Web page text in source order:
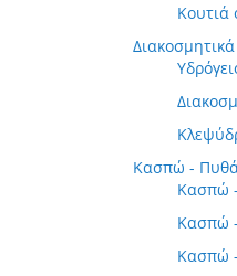
Κουτιά
Κασπώ -
Κασπώ
Κασπώ
Κασπώ